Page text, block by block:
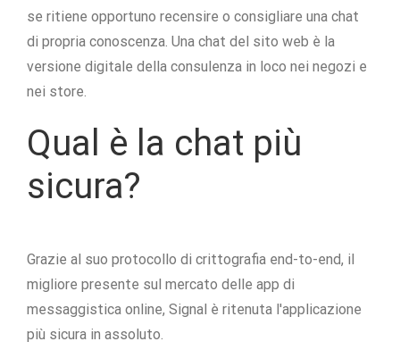
se ritiene opportuno recensire o consigliare una chat
di propria conoscenza. Una chat del sito web è la
versione digitale della consulenza in loco nei negozi e
nei store.
Qual è la chat più
sicura?
Grazie al suo protocollo di crittografia end-to-end, il
migliore presente sul mercato delle app di
messaggistica online, Signal è ritenuta l'applicazione
più sicura in assoluto.